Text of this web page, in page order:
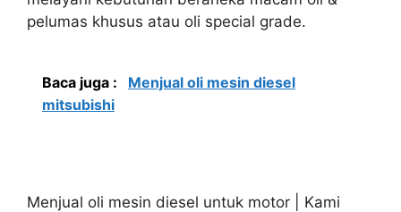
pelumas khusus atau oli special grade.
Baca juga :
Menjual oli mesin diesel
mitsubishi
Menjual oli mesin diesel untuk motor | Kami